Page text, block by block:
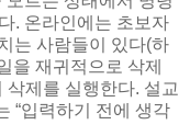
. 온라인에는 초보자
는 사람들이 있다(하
을 재귀적으로 삭제
제를 실행한다. 설교
“입력하기 전에 생각